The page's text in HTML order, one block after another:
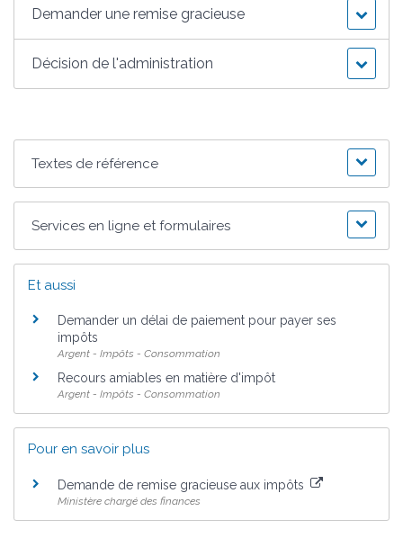
Demander une remise gracieuse
Décision de l'administration
Textes de référence
Services en ligne et formulaires
Et aussi
Demander un délai de paiement pour payer ses
impôts
Argent - Impôts - Consommation
Recours amiables en matière d'impôt
Argent - Impôts - Consommation
Pour en savoir plus
Demande de remise gracieuse aux impôts
Ministère chargé des finances